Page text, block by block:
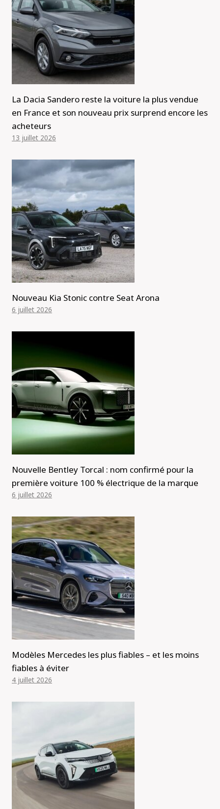
La Dacia Sandero reste la voiture la plus vendue
en France et son nouveau prix surprend encore les
acheteurs
13 juillet 2026
Nouveau Kia Stonic contre Seat Arona
6 juillet 2026
Nouvelle Bentley Torcal : nom confirmé pour la
première voiture 100 % électrique de la marque
6 juillet 2026
Modèles Mercedes les plus fiables – et les moins
fiables à éviter
4 juillet 2026